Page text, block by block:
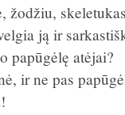
žodžiu,
ją ir
papūgėlę atėjai?
ir ne pas